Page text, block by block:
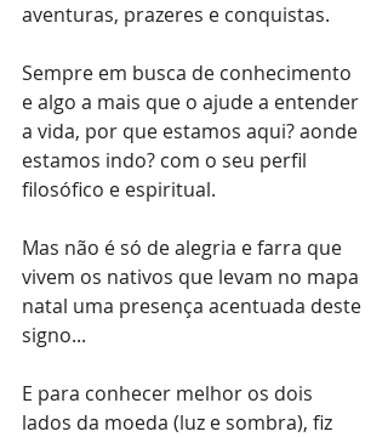
aventuras, prazeres e conquistas.
Sempre em busca de conhecimento
e algo a mais que o ajude a entender
a vida, por que estamos aqui? aonde
estamos indo? com o seu perfil
filosófico e espiritual.
Mas não é só de alegria e farra que
vivem os nativos que levam no mapa
natal uma presença acentuada deste
signo...
E para conhecer melhor os dois
lados da moeda (luz e sombra), fiz